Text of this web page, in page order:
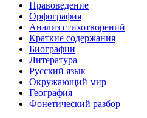
Правоведение
Орфография
Анализ стихотворений
Краткие содержания
Биографии
Литература
Русский язык
Окружающий мир
География
Фонетический разбор